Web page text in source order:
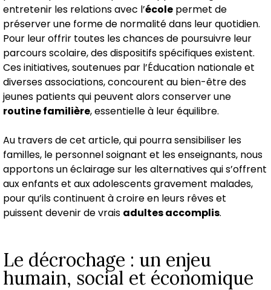
entretenir les relations avec l’école permet de
préserver une forme de normalité dans leur quotidien.
Pour leur offrir toutes les chances de poursuivre leur
parcours scolaire, des dispositifs spécifiques existent.
Ces initiatives, soutenues par l’Éducation nationale et
diverses associations, concourent au bien-être des
jeunes patients qui peuvent alors conserver une
routine familière, essentielle à leur équilibre.
Au travers de cet article, qui pourra sensibiliser les
familles, le personnel soignant et les enseignants, nous
apportons un éclairage sur les alternatives qui s’offrent
aux enfants et aux adolescents gravement malades,
pour qu’ils continuent à croire en leurs rêves et
puissent devenir de vrais adultes accomplis.
Le décrochage : un enjeu
humain, social et économique